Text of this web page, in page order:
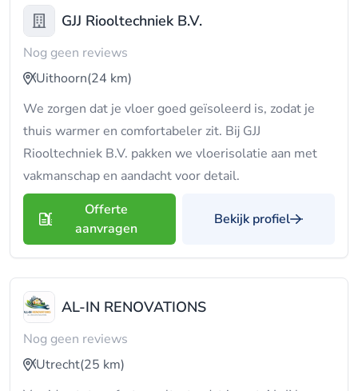
GJJ Riooltechniek B.V.
Nog geen reviews
Uithoorn(24 km)
We zorgen dat je vloer goed geïsoleerd is, zodat je
thuis warmer en comfortabeler zit. Bij GJJ
Riooltechniek B.V. pakken we vloerisolatie aan met
vakmanschap en aandacht voor detail.
Offerte
aanvragen
Bekijk profiel
AL-IN RENOVATIONS
Nog geen reviews
Utrecht(25 km)